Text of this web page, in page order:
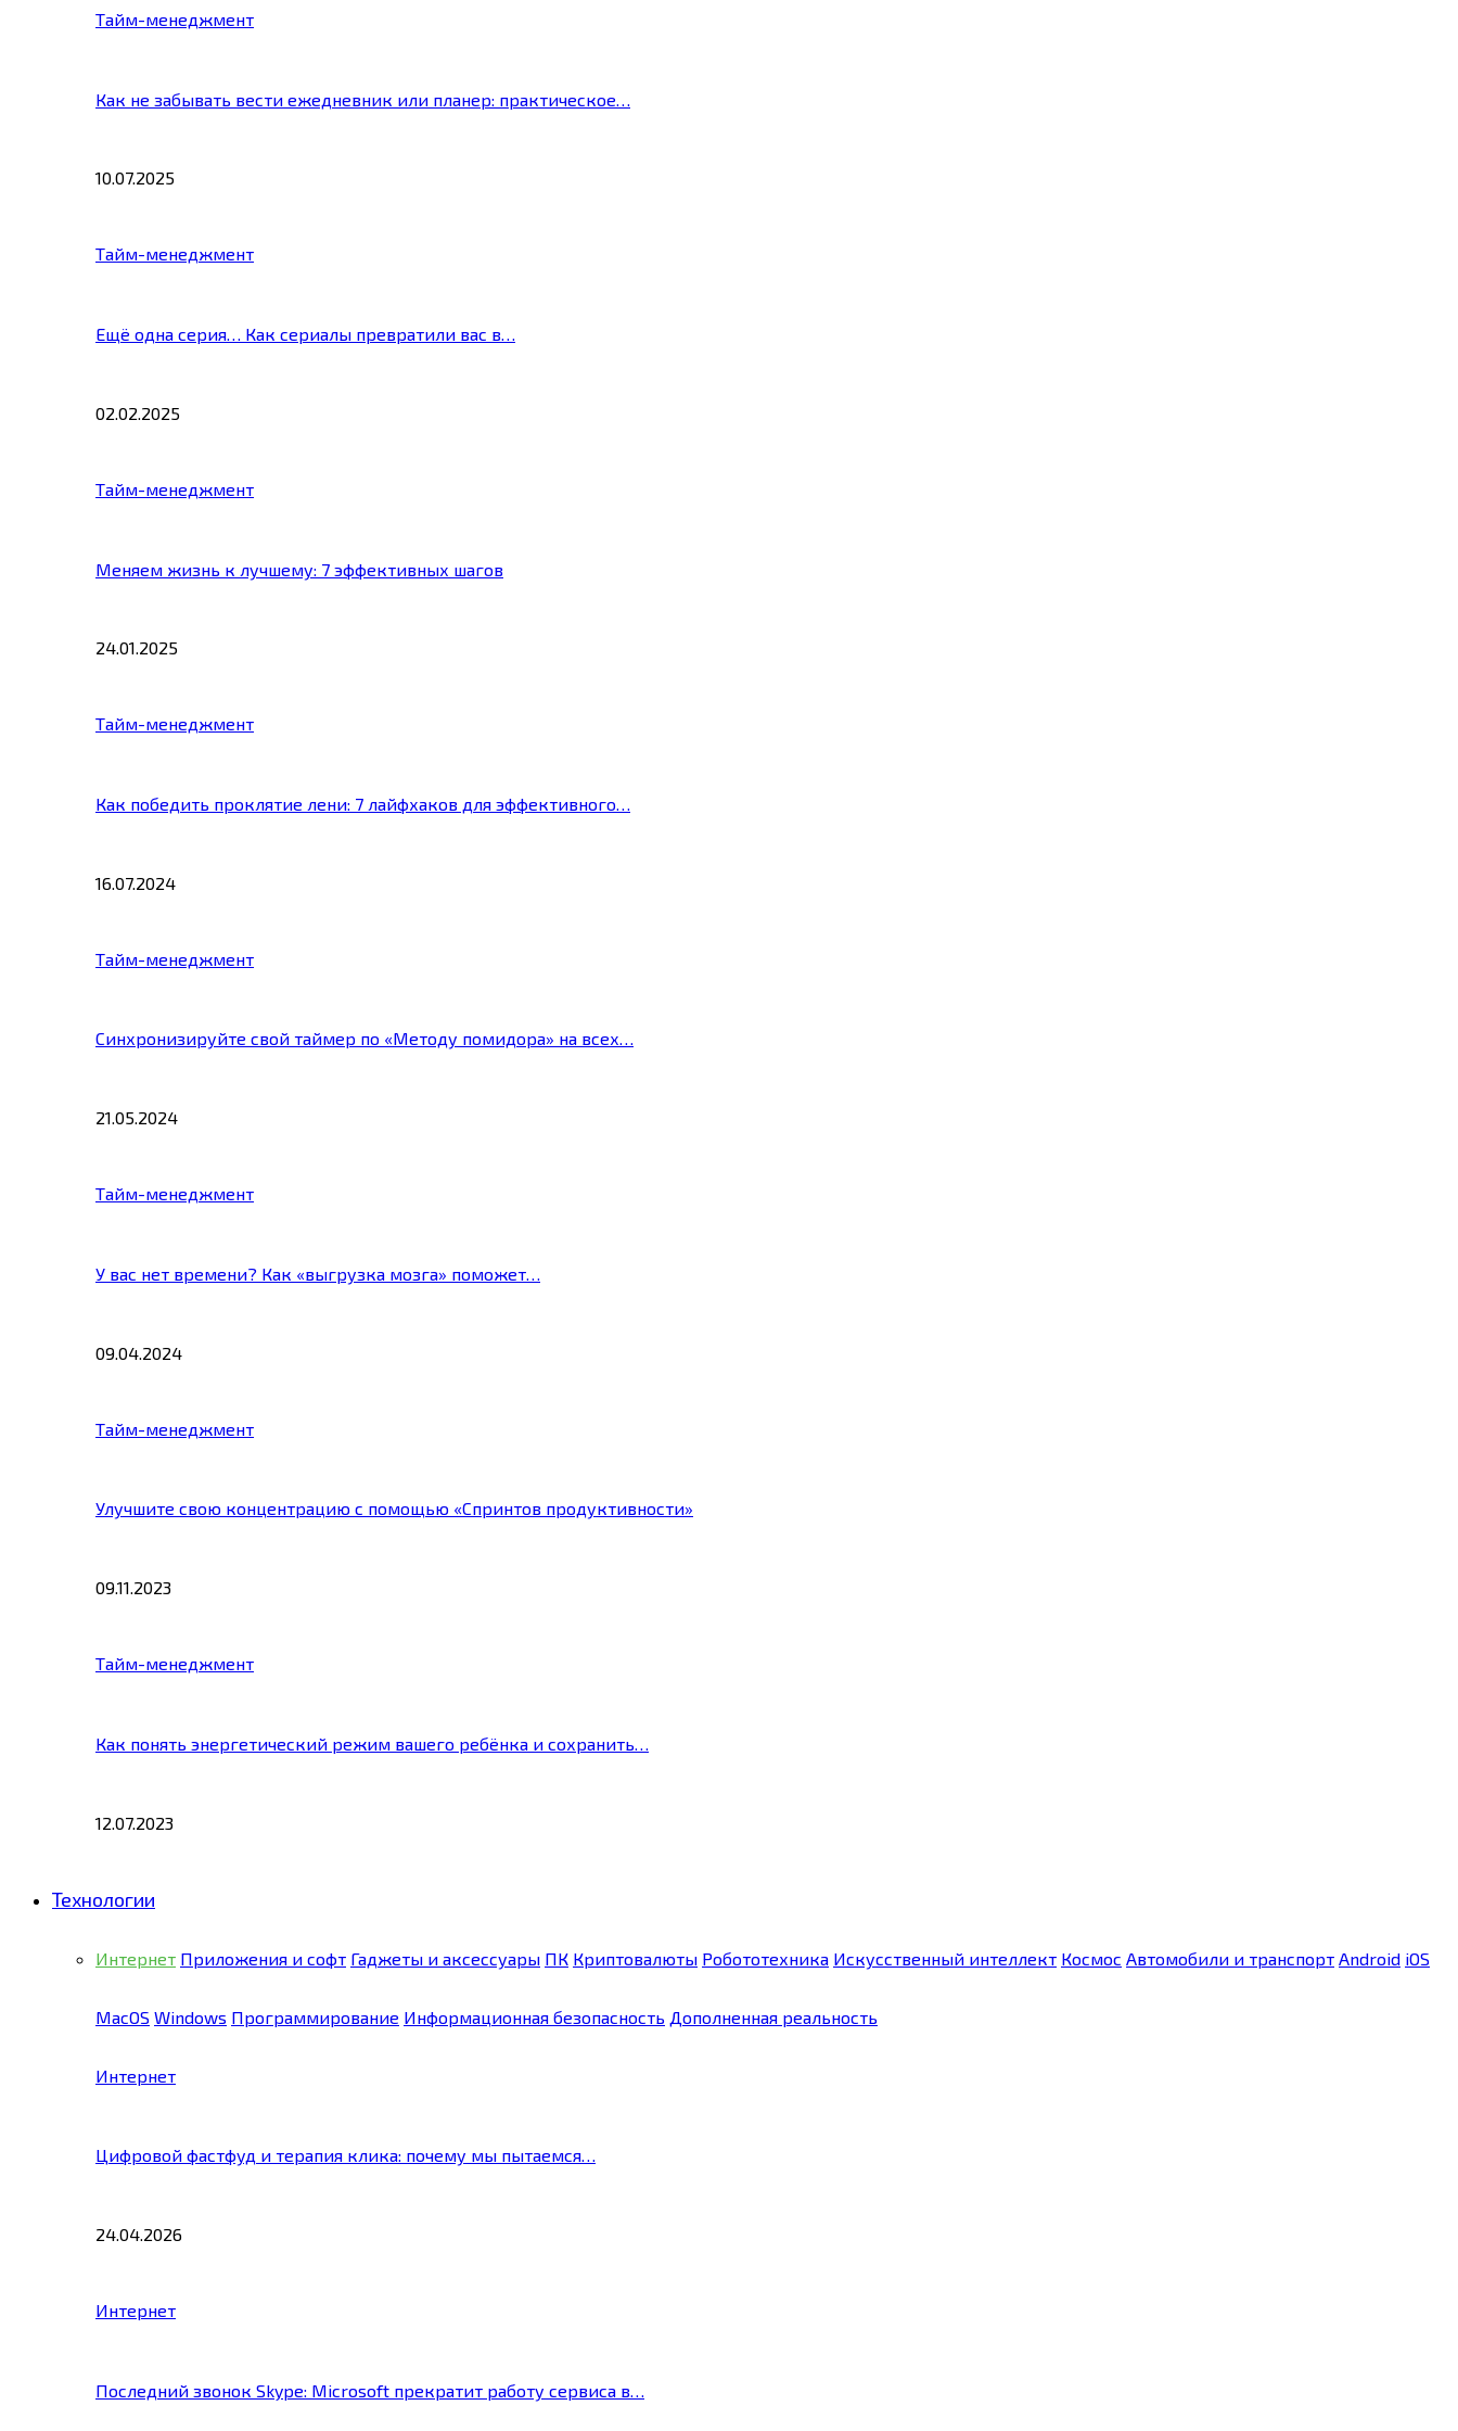
Тайм-менеджмент
Как не забывать вести ежедневник или планер: практическое…
10.07.2025
Тайм-менеджмент
Ещё одна серия… Как сериалы превратили вас в…
02.02.2025
Тайм-менеджмент
Меняем жизнь к лучшему: 7 эффективных шагов
24.01.2025
Тайм-менеджмент
Как победить проклятие лени: 7 лайфхаков для эффективного…
16.07.2024
Тайм-менеджмент
Синхронизируйте свой таймер по «Методу помидора» на всех…
21.05.2024
Тайм-менеджмент
У вас нет времени? Как «выгрузка мозга» поможет…
09.04.2024
Тайм-менеджмент
Улучшите свою концентрацию с помощью «Спринтов продуктивности»
09.11.2023
Тайм-менеджмент
Как понять энергетический режим вашего ребёнка и сохранить…
12.07.2023
Технологии
Интернет Приложения и софт Гаджеты и аксессуары ПК Криптовалюты Робототехника Искусственный интеллект Космос Автомобили и транспорт Android iOS
MacOS Windows Программирование Информационная безопасность Дополненная реальность
Интернет
Цифровой фастфуд и терапия клика: почему мы пытаемся…
24.04.2026
Интернет
Последний звонок Skype: Microsoft прекратит работу сервиса в…